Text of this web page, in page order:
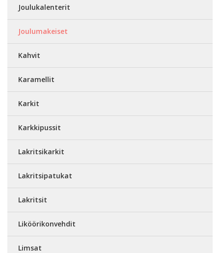
Joulukalenterit
Joulumakeiset
Kahvit
Karamellit
Karkit
Karkkipussit
Lakritsikarkit
Lakritsipatukat
Lakritsit
Liköörikonvehdit
Limsat